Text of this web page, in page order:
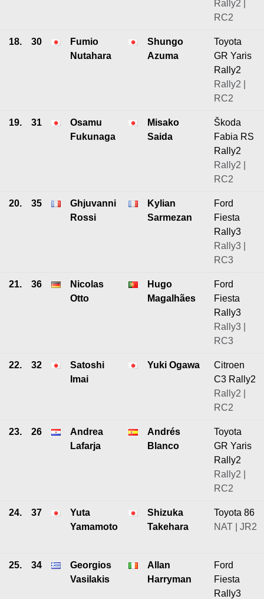
Rally2 |
RC2
18. 30
Fumio
Nutahara
Shungo
Azuma
Toyota
GR Yaris
Rally2
Rally2 |
RC2
19. 31
Osamu
Fukunaga
Misako
Saida
Škoda
Fabia RS
Rally2
Rally2 |
RC2
20. 35
Ghjuvanni
Rossi
Kylian
Sarmezan
Ford
Fiesta
Rally3
Rally3 |
RC3
21. 36
Nicolas
Otto
Hugo
Magalhães
Ford
Fiesta
Rally3
Rally3 |
RC3
22. 32
Satoshi
Imai
Yuki Ogawa
Citroen
C3 Rally2
Rally2 |
RC2
23. 26
Andrea
Lafarja
Andrés
Blanco
Toyota
GR Yaris
Rally2
Rally2 |
RC2
24. 37
Yuta
Yamamoto
Shizuka
Takehara
Toyota 86
NAT | JR2
25. 34
Georgios
Vasilakis
Allan
Harryman
Ford
Fiesta
Rally3